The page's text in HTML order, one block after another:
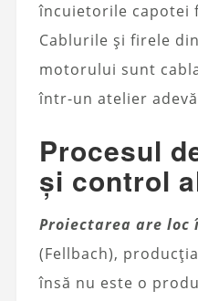
încuietorile capotei
Cablurile și firele
motorului sunt
într-un atelier
Procesul
și control
Proiectarea are loc
(Fellbach),
însă nu este o